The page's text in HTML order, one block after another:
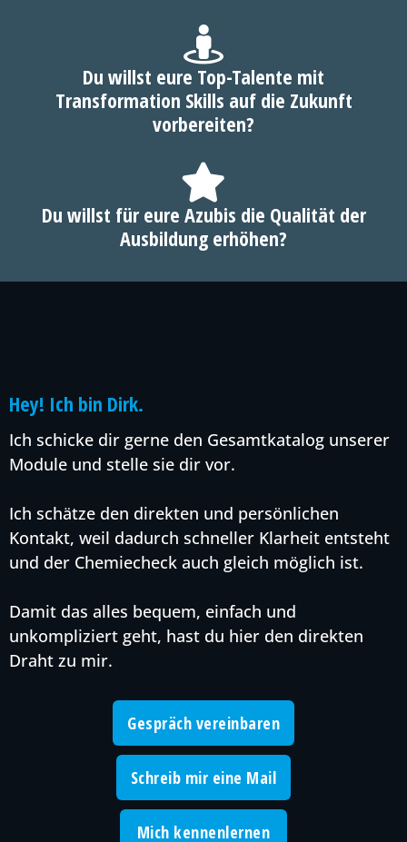
Du willst eure Top-Talente mit
Transformation Skills auf die Zukunft
vorbereiten?
Du willst für eure Azubis die Qualität der
Ausbildung erhöhen?
Hey! Ich bin Dirk.
Ich schicke dir gerne den Gesamtkatalog unserer
Module und stelle sie dir vor.
Ich schätze den direkten und persönlichen
Kontakt, weil dadurch schneller Klarheit entsteht
und der Chemiecheck auch gleich möglich ist.
Damit das alles bequem, einfach und
unkompliziert geht, hast du hier den direkten
Draht zu mir.
Gespräch vereinbaren
Schreib mir eine Mail
Mich kennenlernen